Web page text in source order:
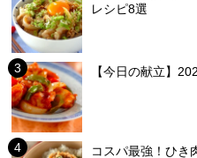
レシピ8選
【今日の献立】
コスパ最強！ひき